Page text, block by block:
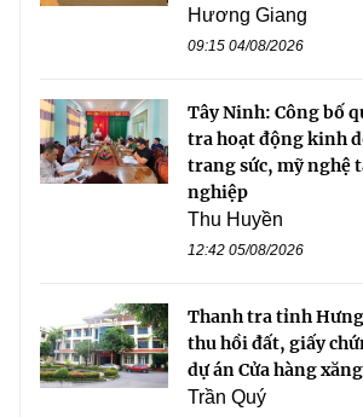
Hương Giang
09:15 04/08/2026
Tây Ninh: Công bố
tra hoạt động kinh
trang sức, mỹ nghệ
nghiệp
Thu Huyền
12:42 05/08/2026
Thanh tra tỉnh
thu hồi đất, giấy
dự án Cửa hàng
Trần Quý